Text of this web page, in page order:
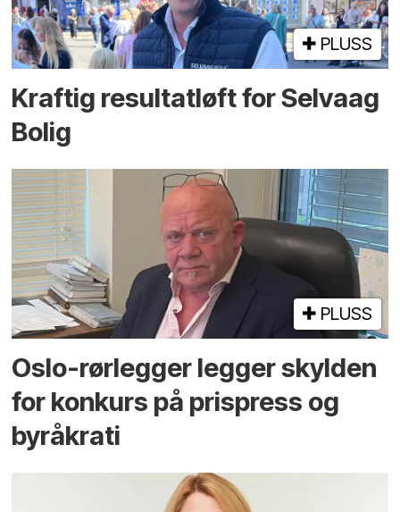
PLUSS
Kraftig resultatløft for Selvaag
Bolig
PLUSS
Oslo-rørlegger legger skylden
for konkurs på prispress og
byråkrati